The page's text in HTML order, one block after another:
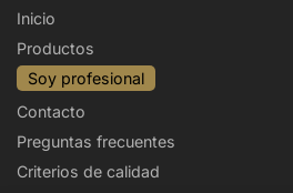
Inicio
Productos
Soy profesional
Contacto
Preguntas frecuentes
Criterios de calidad